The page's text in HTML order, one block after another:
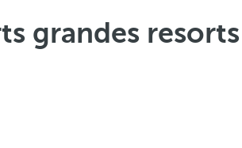
grandes resorts